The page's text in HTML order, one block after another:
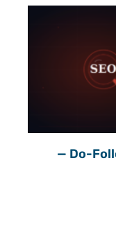
פרסום כתבת SEO עם קישור Do-Follow —